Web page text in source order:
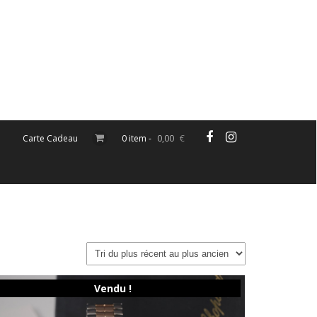
Carte Cadeau 0 item - 0,00 €
Vendu !